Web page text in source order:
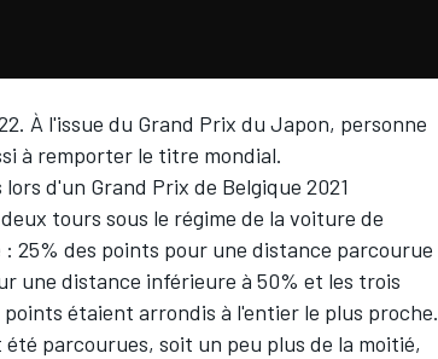
À l'issue du Grand Prix du Japon, personne
à remporter le titre mondial.
d'un Grand Prix de Belgique 2021
tours sous le régime de la voiture de
25% des points pour une distance parcourue
une distance inférieure à 50% et les trois
étaient arrondis à l'entier le plus proche.
parcourues, soit un peu plus de la moitié,